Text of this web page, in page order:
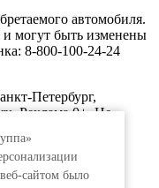
сайтом было
автомобиля.
и могут быть изменены
8-800-100-24-24
Петербург,
Реклама 0+. Не